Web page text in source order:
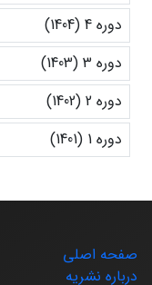
دوره 4 (1404)
دوره 3 (1403)
دوره 2 (1402)
دوره 1 (1401)
صفحه اصلی
درباره نشریه